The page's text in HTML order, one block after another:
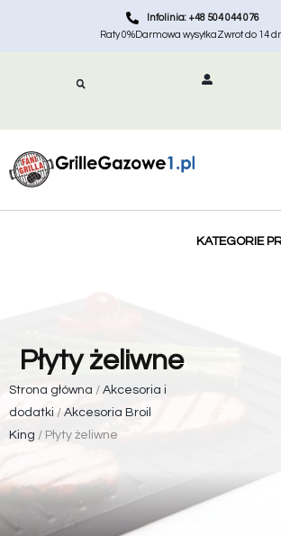
Infolinia: +48 504 044 076
Raty 0%Darmowa wysyłkaZwrot do 14
Płyty żeliwne
Strona główna / Akcesoria i
dodatki / Akcesoria Broil
King / Płyty żeliwne